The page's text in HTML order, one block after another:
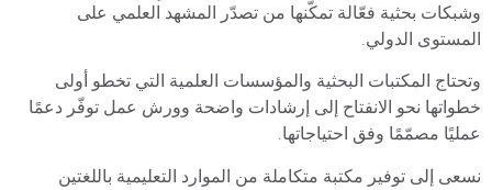
وشبكات بحثية فعّالة تمكّنها من تصدّر المشهد العلمي على
المستوى الدولي.
وتحتاج المكتبات البحثية والمؤسسات العلمية التي تخطو أولى
خطواتها نحو الانفتاح إلى إرشادات واضحة وورش عمل توفّر دعمًا
عمليًا مصمّمًا وفق احتياجاتها.
نسعى إلى توفير مكتبة متكاملة من الموارد التعليمية باللغتين